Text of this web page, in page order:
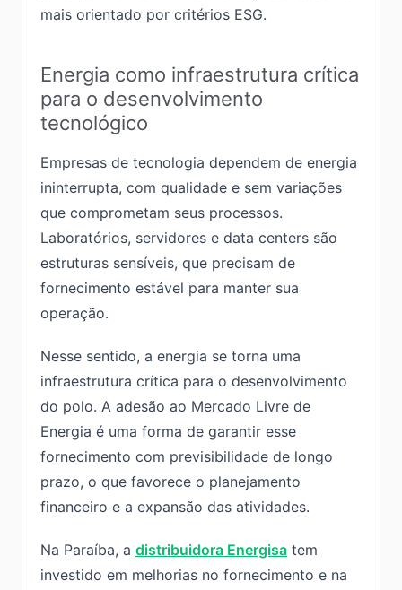
mais orientado por critérios ESG.
Energia como infraestrutura crítica
para o desenvolvimento
tecnológico
Empresas de tecnologia dependem de energia
ininterrupta, com qualidade e sem variações
que comprometam seus processos.
Laboratórios, servidores e data centers são
estruturas sensíveis, que precisam de
fornecimento estável para manter sua
operação.
Nesse sentido, a energia se torna uma
infraestrutura crítica para o desenvolvimento
do polo. A adesão ao Mercado Livre de
Energia é uma forma de garantir esse
fornecimento com previsibilidade de longo
prazo, o que favorece o planejamento
financeiro e a expansão das atividades.
Na Paraíba, a distribuidora Energisa tem
investido em melhorias no fornecimento e na